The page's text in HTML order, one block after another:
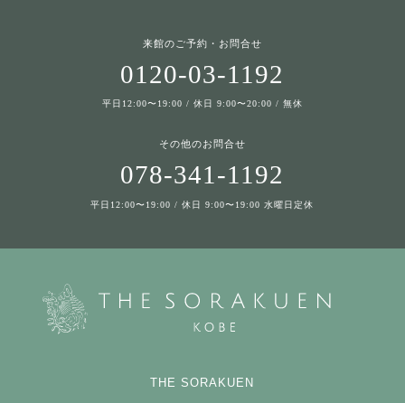
来館のご予約・お問合せ
0120-03-1192
平日12:00〜19:00 / 休日 9:00〜20:00 / 無休
その他のお問合せ
078-341-1192
平日12:00〜19:00 / 休日 9:00〜19:00 水曜日定休
THE SORAKUEN